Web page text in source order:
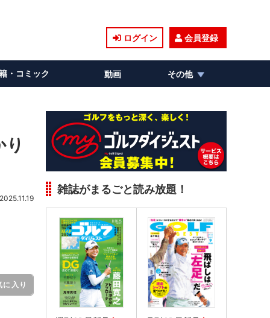
ログイン 会員登録
・コミック 動画 その他
2025.11.19
に入り
雑誌がまるごと読み放題！